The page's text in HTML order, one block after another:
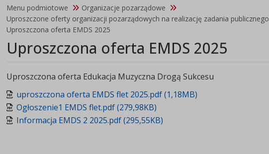
Menu podmiotowe
Organizacje pozarządowe
Uproszczone oferty organizacji pozarządowych na realizację zadania publicznego
Uproszczona oferta EMDS 2025
Uproszczona oferta EMDS 2025
Uproszczona oferta Edukacja Muzyczna Drogą Sukcesu
uproszczona oferta EMDS flet 2025.pdf (1,18MB)
Ogłoszenie1 EMDS flet.pdf (279,98KB)
Informacja EMDS 2 2025.pdf (295,55KB)